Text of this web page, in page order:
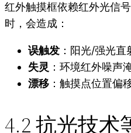
红外触摸框依赖红外光信
时，会造成：
误触发 ：阳光/强光
失灵 ：环境红外噪声
漂移 ：触摸点位置偏
4.2 抗光技术